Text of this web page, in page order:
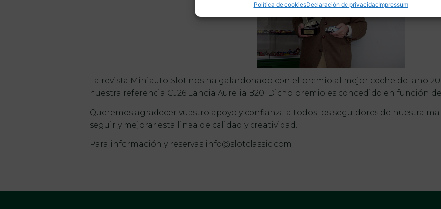
Política de cookiesDeclaración de privacidadImpressum
La revista Miniauto Slot nos ha galardonado con el premio al mejor coche del año
nuestra referencia CJ26 Lancia Aurelia B20. Dicho premio es concedido en función
Queremos agradecer vuestro apoyo y confianza a todos los seguidores de nuestra
seguir y mejorar esta linea de calidad y creatividad.
Para información y reservas info@slotclassic.com